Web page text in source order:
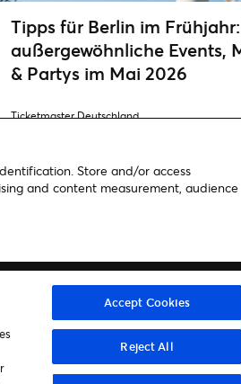
Tipps für Berlin im
außergewöhnliche Events,
& Partys im Mai 2026
Ticketmaster Deutschland
Kontakt
Store and/or access
and content measurement, audience
Accept Cookies
Reject All